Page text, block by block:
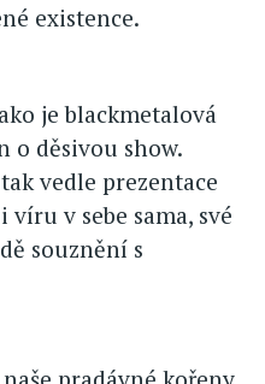
existence.
je blackmetalová
o děsivou show.
vedle prezentace
v sebe sama, své
souznění s